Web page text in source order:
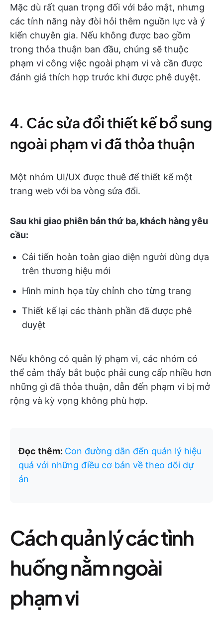
Mặc dù rất quan trọng đối với bảo mật, nhưng
các tính năng này đòi hỏi thêm nguồn lực và ý
kiến chuyên gia. Nếu không được bao gồm
trong thỏa thuận ban đầu, chúng sẽ thuộc
phạm vi công việc ngoài phạm vi và cần được
đánh giá thích hợp trước khi được phê duyệt.
4. Các sửa đổi thiết kế bổ sung
ngoài phạm vi đã thỏa thuận
Một nhóm UI/UX được thuê để thiết kế một
trang web với ba vòng sửa đổi.
Sau khi giao phiên bản thứ ba, khách hàng yêu
cầu:
Cải tiến hoàn toàn giao diện người dùng dựa
trên thương hiệu mới
Hình minh họa tùy chỉnh cho từng trang
Thiết kế lại các thành phần đã được phê
duyệt
Nếu không có quản lý phạm vi, các nhóm có
thể cảm thấy bắt buộc phải cung cấp nhiều hơn
những gì đã thỏa thuận, dẫn đến phạm vi bị mở
rộng và kỳ vọng không phù hợp.
Đọc thêm: Con đường dẫn đến quản lý hiệu
quả với những điều cơ bản về theo dõi dự
án
Cách quản lý các tình
huống nằm ngoài
phạm vi